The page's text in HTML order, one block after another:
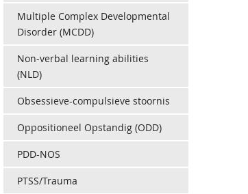
Multiple Complex Developmental
Disorder (MCDD)
Non-verbal learning abilities
(NLD)
Obsessieve-compulsieve stoornis
Oppositioneel Opstandig (ODD)
PDD-NOS
PTSS/Trauma